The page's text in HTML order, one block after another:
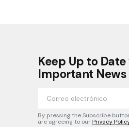
Keep Up to
Important News
By pressing the Subscribe
are agreeing to ourPrivacy